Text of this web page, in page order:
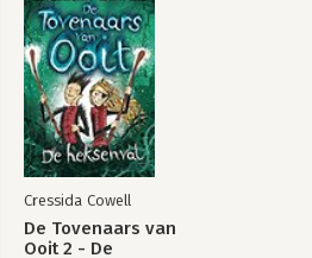
Cressida Cowell
De Tovenaars van
Ooit 2 - De